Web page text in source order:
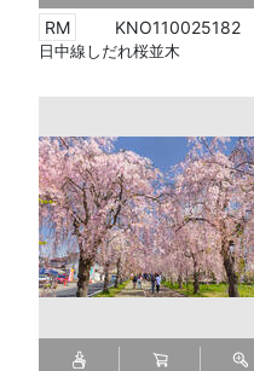
KNO110025182
日中線しだれ桜並木